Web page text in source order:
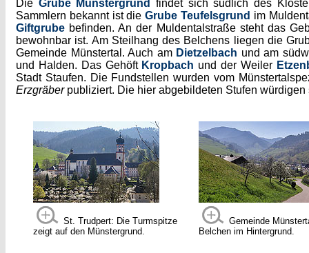
Die Grube Münstergrund
findet sich südlich des
Sammlern bekannt ist dieGrube Teufelsgrund im
Giftgrube befinden. An der Muldentalstraße steht das
bewohnbar ist. Am Steilhang des Belchens liegen die
Gemeinde Münstertal. Auch am Dietzelbach und am
und Halden. Das Gehöft Kropbach und der Weiler
Stadt Staufen. Die Fundstellen wurden vom
Erzgräberpubliziert. Die hier abgebildeten Stufen
St. Trudpert: Die Turmspitze
zeigt auf den Münstergrund.
Gemeinde
Belchen im Hintergrund.